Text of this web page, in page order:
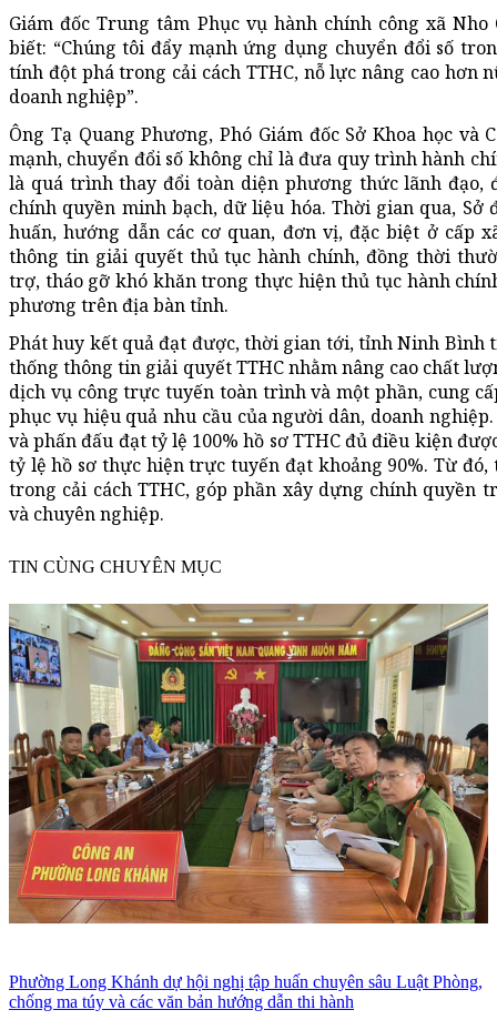
Giám đốc Trung tâm Phục vụ hành chính công xã
biết: “Chúng tôi đẩy mạnh ứng dụng chuyển đổi số
tính đột phá trong cải cách TTHC, nỗ lực nâng cao hơn
doanh nghiệp”.
Ông Tạ Quang Phương, Phó Giám đốc Sở Khoa học
mạnh, chuyển đổi số không chỉ là đưa quy trình hành
là quá trình thay đổi toàn diện phương thức lãnh đạo,
chính quyền minh bạch, dữ liệu hóa. Thời gian qua, Sở
huấn, hướng dẫn các cơ quan, đơn vị, đặc biệt ở cấp
thông tin giải quyết thủ tục hành chính, đồng thời
trợ, tháo gỡ khó khăn trong thực hiện thủ tục hành
phương trên địa bàn tỉnh.
Phát huy kết quả đạt được, thời gian tới, tỉnh Ninh Bình
thống thông tin giải quyết TTHC nhằm nâng cao chất
dịch vụ công trực tuyến toàn trình và một phần, cung
phục vụ hiệu quả nhu cầu của người dân, doanh
và phấn đấu đạt tỷ lệ 100% hồ sơ TTHC đủ điều kiện
tỷ lệ hồ sơ thực hiện trực tuyến đạt khoảng 90%. Từ
trong cải cách TTHC, góp phần xây dựng chính quyền
và chuyên nghiệp.
TIN CÙNG CHUYÊN MỤC
Phường Long Khánh dự hội nghị tập huấn chuyên sâu Luật Phòng,
chống ma túy và các văn bản hướng dẫn thi hành